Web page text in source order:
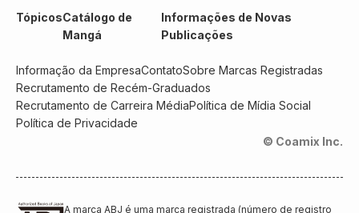
TópicosCatálogo de
Mangá
Informações de Novas
Publicações
Informação da EmpresaContatoSobre Marcas Registradas
Recrutamento de Recém-Graduados
Recrutamento de Carreira MédiaPolítica de Mídia Social
Política de Privacidade
© Coamix Inc.
A marca ABJ é uma marca registrada (número de registro